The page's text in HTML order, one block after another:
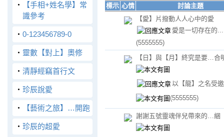
‧
【手相+姓名學】常
識參考
‧ 0-123456789-0
‧ 靈數【對上】奧修
‧ 清靜經竊首行文
‧ 珍辰說愛
‧ 【藝術之旅】…開跑
‧ 珍辰的超愛
標示 心情
討論主題
【愛】片撥動人人心中的愛
愛是一切存在的
(5555555)
【日】與【月】終究是要…合
以【龍】之名受
(5555555)
謝謝五號靈魂伴兒帶來的…綑